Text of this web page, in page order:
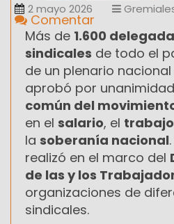
2 mayo 2026
Comentar
Más de 1.600
sindicales de todo el
de un plenario
aprobó por
común del
en el salario, el
la soberanía nacional
realizó en el marco del
de las y los
organizaciones de
sindicales.